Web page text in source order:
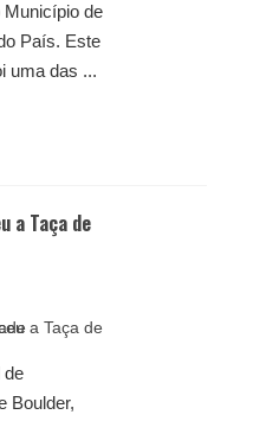
Município de
País. Este
uma das ...
a Taça de
de
Boulder,